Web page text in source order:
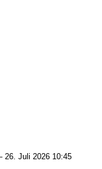
26. Juli 2026 10:45